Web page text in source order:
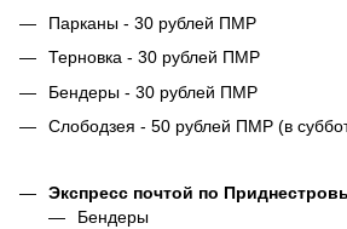
Парканы - 30 рублей ПМР
Терновка - 30 рублей ПМР
Бендеры - 30 рублей ПМР
Слободзея - 50 рублей ПМР (в
Экспресс почтой по
Бендеры